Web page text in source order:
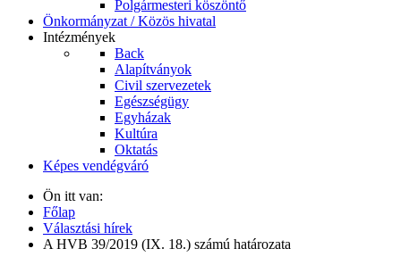
Polgármesteri köszöntő
Önkormányzat / Közös hivatal
Intézmények
Back
Alapítványok
Civil szervezetek
Egészségügy
Egyházak
Kultúra
Oktatás
Képes vendégváró
Ön itt van:
Főlap
Választási hírek
A HVB 39/2019 (IX. 18.) számú határozata